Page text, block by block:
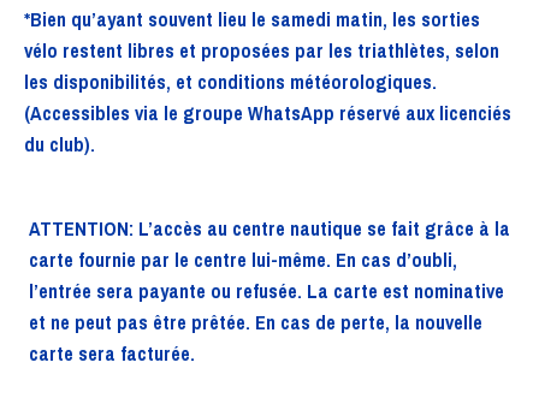
*Bien qu’ayant souvent lieu le samedi matin, les sorties
vélo restent libres et proposées par les triathlètes, selon
les disponibilités, et conditions météorologiques.
(Accessibles via le groupe WhatsApp réservé aux licenciés
du club).
ATTENTION: L’accès au centre nautique se fait grâce à la
carte fournie par le centre lui-même. En cas d’oubli,
l’entrée sera payante ou refusée. La carte est nominative
et ne peut pas être prêtée. En cas de perte, la nouvelle
carte sera facturée.